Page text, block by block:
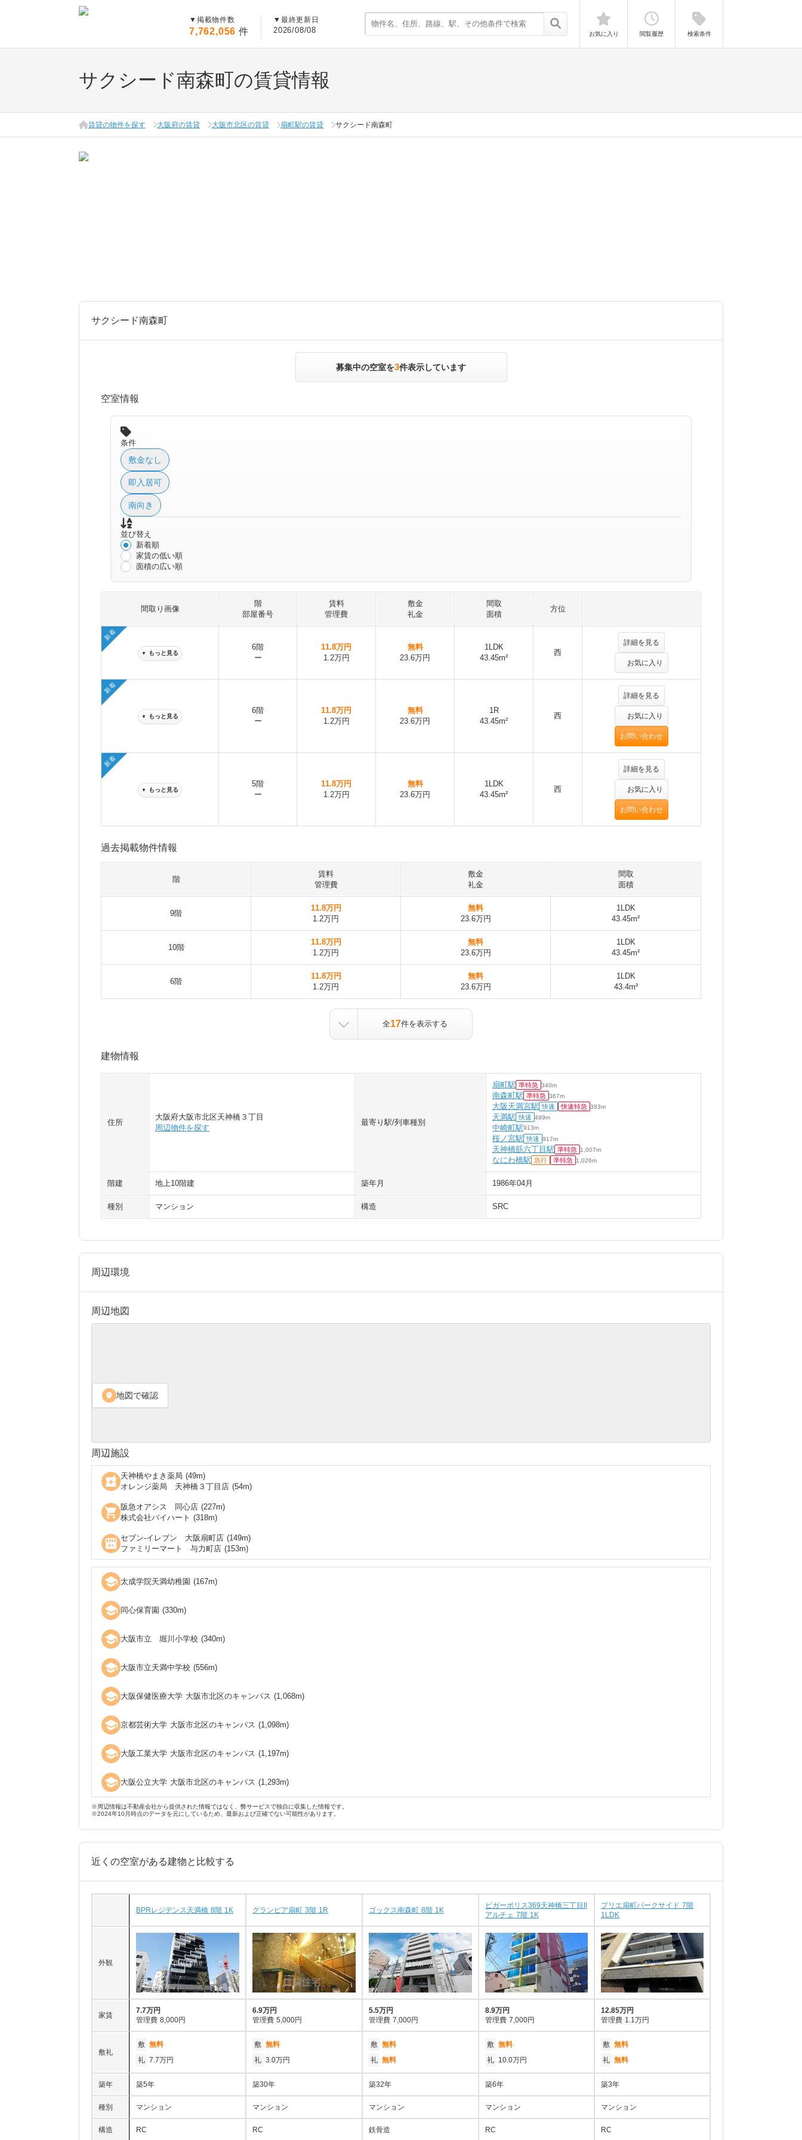
▼ 掲載物件数
7,762,056 件
▼ 最終更新日
2026/08/08 お気に入り 閲覧履歴 検索条件
サクシード南森町の賃貸情報
賃貸の物件を探す 大阪府の賃貸 大阪市北区の賃貸 扇町駅の賃貸 サクシード南森町
サクシード南森町
募集中の空室を3件表示しています
空室情報
条件
敷金なし
即入居可
南向き
並び替え
新着順
家賃の低い順
面積の広い順
間取り画像
階
部屋番号
賃料
管理費
敷金
礼金
間取
面積
方位
新着
▼ もっと見る
6階
ー
11.8万円
1.2万円
無料
23.6万円
1LDK
43.45m²
西
詳細を見る
お気に入り
新着
▼ もっと見る
6階
ー
11.8万円
1.2万円
無料
23.6万円
1R
43.45m²
西
詳細を見る
お気に入り
お問い合わせ
新着
▼ もっと見る
5階
ー
11.8万円
1.2万円
無料
23.6万円
1LDK
43.45m²
西
詳細を見る
お気に入り
お問い合わせ
過去掲載物件情報
階
賃料
管理費
敷金
礼金
間取
面積
9階
11.8万円
1.2万円
無料
23.6万円
1LDK
43.45m²
10階
11.8万円
1.2万円
無料
23.6万円
1LDK
43.45m²
6階
11.8万円
1.2万円
無料
23.6万円
1LDK
43.4m²
全17件を表示する
建物情報
住所
大阪府大阪市北区天神橋３丁目
周辺物件を探す
最寄り駅/列車種別
扇町駅 準特急 340m
南森町駅 準特急 367m
大阪天満宮駅 快速 快速特急 383m
天満駅 快速 489m
中崎町駅913m
桜ノ宮駅 快速 917m
天神橋筋六丁目駅 準特急 1,007m
なにわ橋駅 急行 準特急 1,026m
階建 地上10階建 築年月 1986年04月
種別 マンション 構造 SRC
周辺環境
周辺地図
location_on 地図で確認
周辺施設
local_pharmacy 天神橋やまき薬局 (49m)
オレンジ薬局 天神橋３丁目店 (54m)
shopping_cart 阪急オアシス 同心店 (227m)
株式会社バイハート (318m)
local_convenience_store セブン‐イレブン 大阪扇町店 (149m)
ファミリーマート 与力町店 (153m)
school 太成学院天満幼稚園 (167m)
school 同心保育園 (330m)
school 大阪市立 堀川小学校 (340m)
school 大阪市立天満中学校 (556m)
school 大阪保健医療大学 大阪市北区のキャンパス (1,068m)
school 京都芸術大学 大阪市北区のキャンパス (1,098m)
school 大阪工業大学 大阪市北区のキャンパス (1,197m)
school 大阪公立大学 大阪市北区のキャンパス (1,293m)
※周辺情報は不動産会社から提供された情報ではなく、弊サービスで独自に収集した情報です。
※2024年10月時点のデータを元にしているため、最新および正確でない可能性があります。
近くの空室がある建物と比較する
BPRレジデンス天満橋 8階 1K グランピア扇町 3階 1R ゴックス南森町 8階 1K
ビガーポリス369天神橋三丁目II
アルチェ 7階 1K
プリエ扇町パークサイド 7階
1LDK
外観
家賃
7.7万円
管理費 8,000円
6.9万円
管理費 5,000円
5.5万円
管理費 7,000円
8.9万円
管理費 7,000円
12.85万円
管理費 1.1万円
敷礼
敷 無料
礼 7.7万円
敷 無料
礼 3.0万円
敷 無料
礼 無料
敷 無料
礼 10.0万円
敷 無料
礼 無料
築年 築5年 築30年 築32年 築6年 築3年
種別 マンション マンション マンション マンション マンション
構造 RC RC 鉄骨造 RC RC